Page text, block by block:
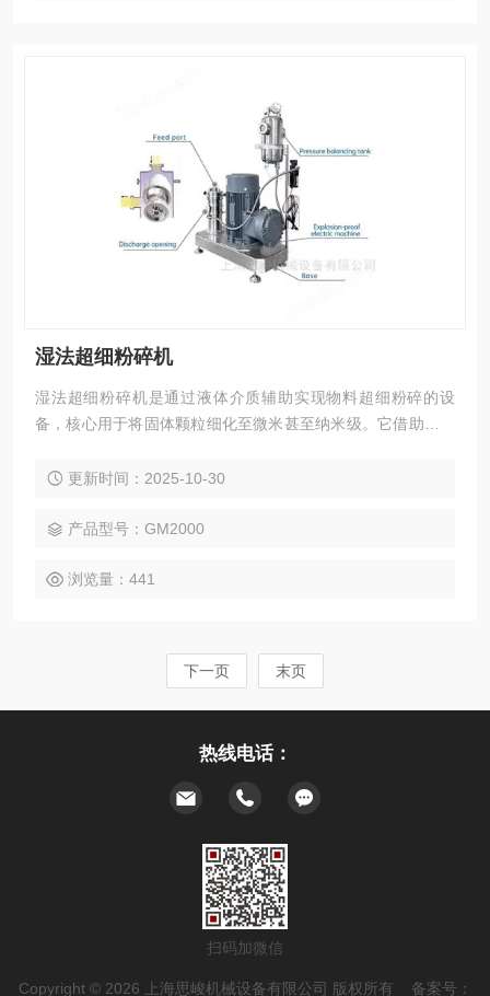
湿法超细粉碎机
湿法超细粉碎机是通过液体介质辅助实现物料超细粉碎的设
备，核心用于将固体颗粒细化至微米甚至纳米级。它借助高速
免粉尘污染，适配医药、食品、化工等领域。设备兼具粉碎与
的生产需求。
更新时间：2025-10-30
产品型号：GM2000
浏览量：441
下一页 末页
热线电话：
扫码加微信
Copyright © 2026 上海思峻机械设备有限公司 版权所有 备案号：